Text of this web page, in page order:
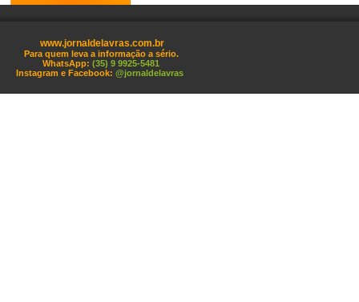
www.jornaldelavras.com.br
Para quem leva a informação a sério.
WhatsApp: (35) 9 9925-5481
Instagram e Facebook: @jornaldelavras